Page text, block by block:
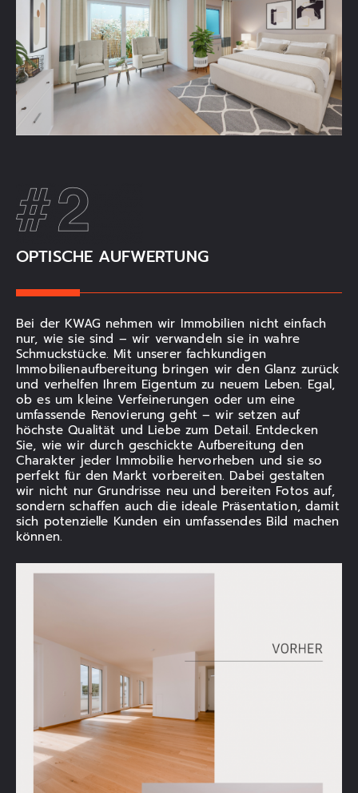
OPTISCHE AUFWERTUNG
Bei der KWAG nehmen wir Immobilien nicht einfach
nur, wie sie sind – wir verwandeln sie in wahre
Schmuckstücke. Mit unserer fachkundigen
Immobilienaufbereitung bringen wir den Glanz zurück
und verhelfen Ihrem Eigentum zu neuem Leben. Egal,
ob es um kleine Verfeinerungen oder um eine
umfassende Renovierung geht – wir setzen auf
höchste Qualität und Liebe zum Detail. Entdecken
Sie, wie wir durch geschickte Aufbereitung den
Charakter jeder Immobilie hervorheben und sie so
perfekt für den Markt vorbereiten. Dabei gestalten
wir nicht nur Grundrisse neu und bereiten Fotos auf,
sondern schaffen auch die ideale Präsentation, damit
sich potenzielle Kunden ein umfassendes Bild machen
können.